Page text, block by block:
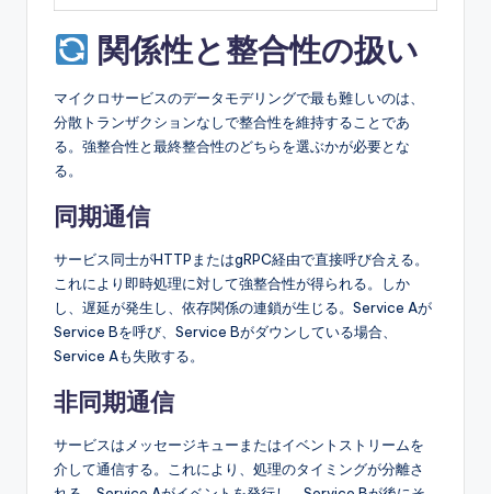
関係性と整合性の扱い
マイクロサービスのデータモデリングで最も難しいのは、
分散トランザクションなしで整合性を維持することであ
る。強整合性と最終整合性のどちらを選ぶかが必要とな
る。
同期通信
サービス同士がHTTPまたはgRPC経由で直接呼び合える。
これにより即時処理に対して強整合性が得られる。しか
し、遅延が発生し、依存関係の連鎖が生じる。Service Aが
Service Bを呼び、Service Bがダウンしている場合、
Service Aも失敗する。
非同期通信
サービスはメッセージキューまたはイベントストリームを
介して通信する。これにより、処理のタイミングが分離さ